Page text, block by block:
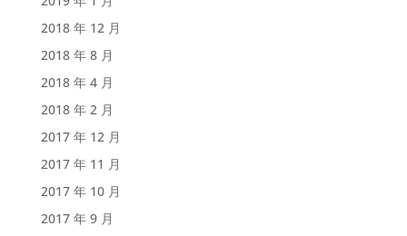
2018 年 12 月
2018 年 8 月
2018 年 4 月
2018 年 2 月
2017 年 12 月
2017 年 11 月
2017 年 10 月
2017 年 9 月